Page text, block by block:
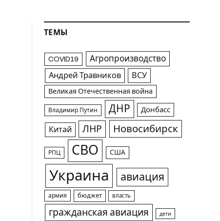
ТЕМЫ
COVID19 Агропроизводство
Андрей Травников ВСУ
Великая Отечественная война
Владимир Путин ДНР Донбасс
Китай ЛНР Новосибирск
РПЦ СВО США
Украина авиация
армия бюджет власть
гражданская авиация дети